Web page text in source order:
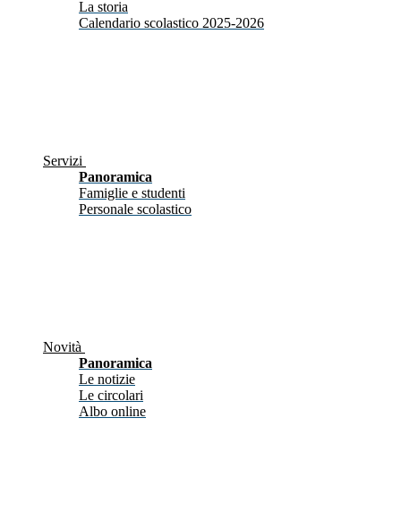
La storia
Calendario scolastico 2025-2026
Servizi
Panoramica
Famiglie e studenti
Personale scolastico
Novità
Panoramica
Le notizie
Le circolari
Albo online